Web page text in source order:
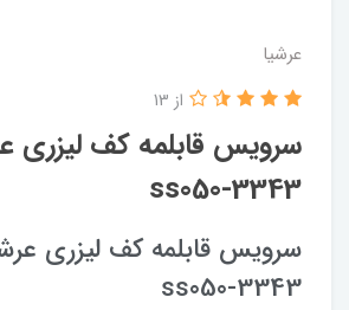
عرشیا
سرویس قابلمه کف لیزری
ss050-3343
از 13
سرویس قابلمه کف لیزری
ss050-3343